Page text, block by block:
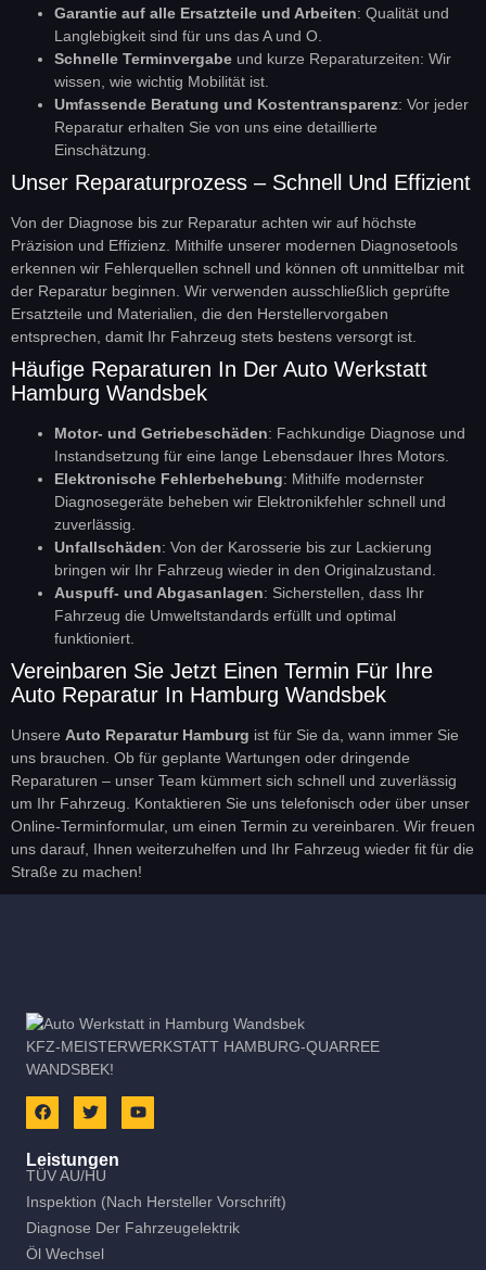
Garantie auf alle Ersatzteile und Arbeiten: Qualität und
Langlebigkeit sind für uns das A und O.
Schnelle Terminvergabe und kurze Reparaturzeiten: Wir
wissen, wie wichtig Mobilität ist.
Umfassende Beratung und Kostentransparenz: Vor jeder
Reparatur erhalten Sie von uns eine detaillierte
Einschätzung.
Unser Reparaturprozess – Schnell Und Effizient
Von der Diagnose bis zur Reparatur achten wir auf höchste
Präzision und Effizienz. Mithilfe unserer modernen Diagnosetools
erkennen wir Fehlerquellen schnell und können oft unmittelbar mit
der Reparatur beginnen. Wir verwenden ausschließlich geprüfte
Ersatzteile und Materialien, die den Herstellervorgaben
entsprechen, damit Ihr Fahrzeug stets bestens versorgt ist.
Häufige Reparaturen In Der Auto Werkstatt
Hamburg Wandsbek
Motor- und Getriebeschäden: Fachkundige Diagnose und
Instandsetzung für eine lange Lebensdauer Ihres Motors.
Elektronische Fehlerbehebung: Mithilfe modernster
Diagnosegeräte beheben wir Elektronikfehler schnell und
zuverlässig.
Unfallschäden: Von der Karosserie bis zur Lackierung
bringen wir Ihr Fahrzeug wieder in den Originalzustand.
Auspuff- und Abgasanlagen: Sicherstellen, dass Ihr
Fahrzeug die Umweltstandards erfüllt und optimal
funktioniert.
Vereinbaren Sie Jetzt Einen Termin Für Ihre
Auto Reparatur In Hamburg Wandsbek
Unsere Auto Reparatur Hamburg ist für Sie da, wann immer Sie
uns brauchen. Ob für geplante Wartungen oder dringende
Reparaturen – unser Team kümmert sich schnell und zuverlässig
um Ihr Fahrzeug. Kontaktieren Sie uns telefonisch oder über unser
Online-Terminformular, um einen Termin zu vereinbaren. Wir freuen
uns darauf, Ihnen weiterzuhelfen und Ihr Fahrzeug wieder fit für die
Straße zu machen!
KFZ-MEISTERWERKSTATT HAMBURG-QUARREE
WANDSBEK!
Leistungen
TÜV AU/HU
Inspektion (nach Hersteller Vorschrift)
Diagnose Der Fahrzeugelektrik
Öl Wechsel